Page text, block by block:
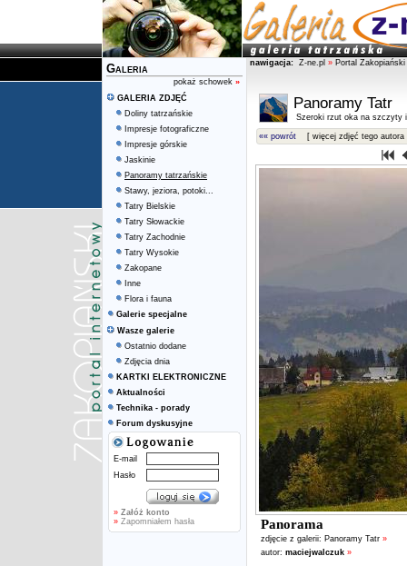
Galeria
pokaż schowek »
GALERIA ZDJĘĆ
Doliny tatrzańskie
Impresje fotograficzne
Impresje górskie
Jaskinie
Panoramy tatrzańskie
Stawy, jeziora, potoki...
Tatry Bielskie
Tatry Słowackie
Tatry Zachodnie
Tatry Wysokie
Zakopane
Inne
Flora i fauna
Galerie specjalne
Wasze galerie
Ostatnio dodane
Zdjęcia dnia
KARTKI ELEKTRONICZNE
Aktualności
Technika - porady
Forum dyskusyjne
E-mail
Hasło
» Załóż konto
» Zapomniałem hasła
nawigacja: Z-ne.pl » Portal Zakopiański
Panoramy Tatr
Szeroki rzut oka na szczyty
«« powrót [ więcej zdjęć tego autora
Panorama
zdjęcie z galerii: Panoramy Tatr »
autor: maciejwalczuk »